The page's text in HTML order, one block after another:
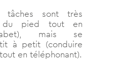
sont très
du pied tout en
mais se
à petit (conduire
en téléphonant).